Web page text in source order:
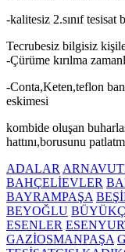
-kalitesiz 2.sınıf tesisat
Tecrubesiz bilgisiz
-Çürüme kırılma
-Conta,Keten,teflon
eskimesi
kombide oluşan
hattını,borusunu
ADALAR
BAHÇELİEVLER
BAYRAMPAŞA
BEYOĞLU
ESENLER
GAZİOSMANPAŞA